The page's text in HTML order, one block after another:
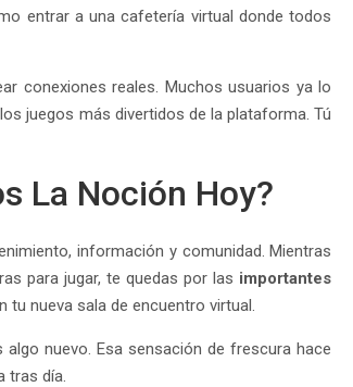
entrar a una cafetería virtual donde todos
conexiones reales. Muchos usuarios ya lo
juegos más divertidos de la plataforma. Tú
La Noción Hoy?
información y comunidad. Mientras
para jugar, te quedas por las importantes
tu nueva sala de encuentro virtual.
nuevo. Esa sensación de frescura hace
tras día.